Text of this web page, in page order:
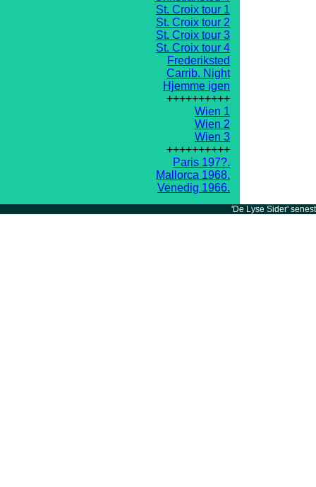
St. Croix tour 1
St. Croix tour 2
St. Croix tour 3
St. Croix tour 4
Frederiksted
Carrib. Night
Hjemme igen
++++++++++
Wien 1
Wien 2
Wien 3
++++++++++
Paris 197?.
Mallorca 1968.
Venedig 1966.
'De Lyse Sider'